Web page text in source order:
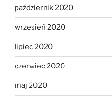
październik 2020
wrzesień 2020
lipiec 2020
czerwiec 2020
maj 2020